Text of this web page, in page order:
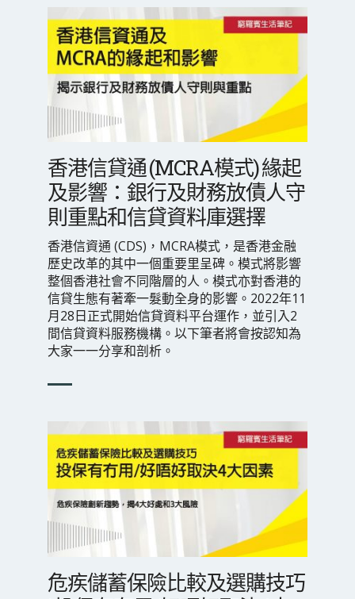
香港信貸通 (MCRA模式) 緣起
及影響：銀行及財務放債人守
則重點和信貸資料庫選擇
香港信資通 (CDS)，MCRA模式，是香港金融
歷史改革的其中一個重要里呈碑。模式將影響
整個香港社會不同階層的人。模式亦對香港的
信貸生態有著牽一髮動全身的影響。2022年11
月28日正式開始信貸資料平台運作，並引入2
間信貸資料服務機構。以下筆者將會按認知為
大家一一分享和剖析。
危疾儲蓄保險比較及選購技巧